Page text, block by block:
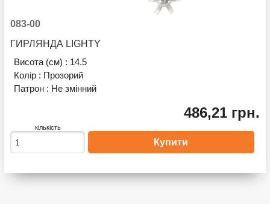
083-00
ГИРЛЯНДА LIGHTY
Висота (см) : 14.5
Колір : Прозорий
Патрон : Не змінний
486,21 грн.
кількість